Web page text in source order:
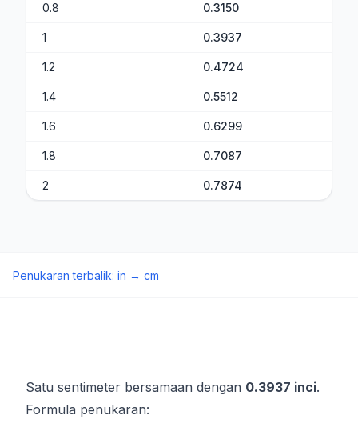
0.8 0.3150
1 0.3937
1.2 0.4724
1.4 0.5512
1.6 0.6299
1.8 0.7087
2 0.7874
Penukaran terbalik: in → cm
Satu sentimeter bersamaan dengan 0.3937 inci.
Formula penukaran: